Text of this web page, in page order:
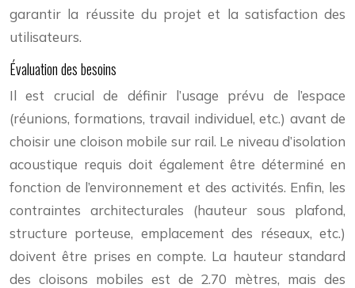
garantir la réussite du projet et la satisfaction des
utilisateurs.
Évaluation des besoins
Il est crucial de définir l’usage prévu de l’espace
(réunions, formations, travail individuel, etc.) avant de
choisir une cloison mobile sur rail. Le niveau d’isolation
acoustique requis doit également être déterminé en
fonction de l’environnement et des activités. Enfin, les
contraintes architecturales (hauteur sous plafond,
structure porteuse, emplacement des réseaux, etc.)
doivent être prises en compte. La hauteur standard
des cloisons mobiles est de 2.70 mètres, mais des